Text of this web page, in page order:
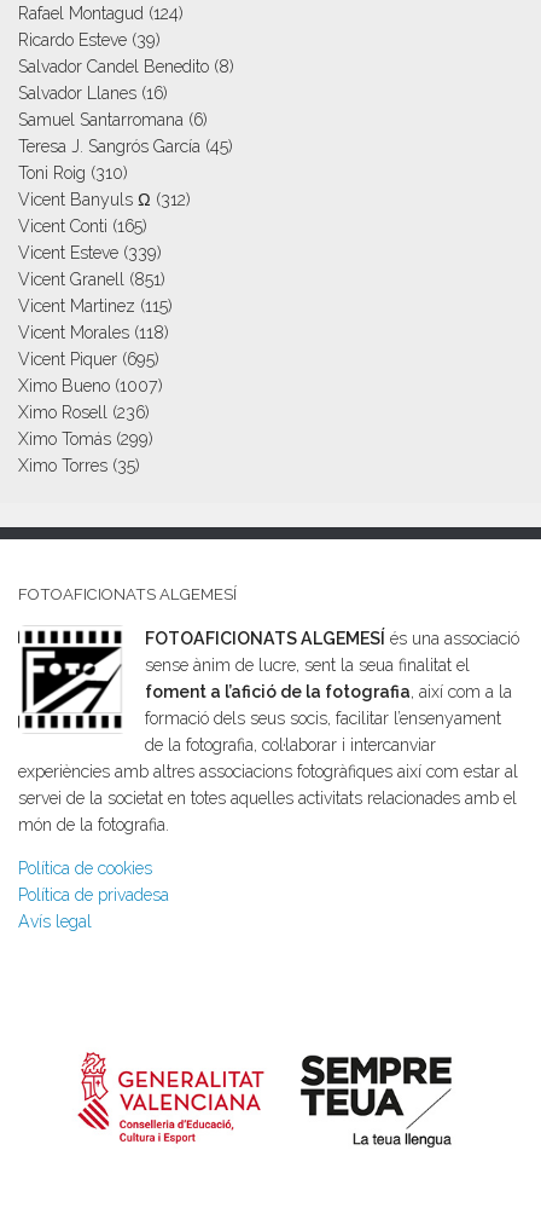
Rafael Montagud (124)
Ricardo Esteve (39)
Salvador Candel Benedito (8)
Salvador Llanes (16)
Samuel Santarromana (6)
Teresa J. Sangrós García (45)
Toni Roig (310)
Vicent Banyuls Ω (312)
Vicent Conti (165)
Vicent Esteve (339)
Vicent Granell
(851)
Vicent Martinez (115)
Vicent Morales (118)
Vicent Piquer (695)
Ximo Bueno (1007)
Ximo Rosell
(236)
Ximo Tomás (299)
Ximo Torres (35)
FOTOAFICIONATS ALGEMESÍ
FOTOAFICIONATS ALGEMESÍ és una associació
sense ànim de lucre, sent la seua finalitat el
foment a l’afició de la fotografia, així com a la
formació dels seus socis, facilitar l’ensenyament
de la fotografia, col·laborar i intercanviar
experiències amb altres associacions fotogràfiques així com estar al
servei de la societat en totes aquelles activitats relacionades amb el
món de la fotografia.
Política de cookies
Política de privadesa
Avís legal